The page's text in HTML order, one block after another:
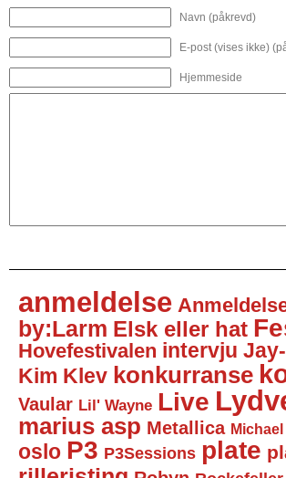
Navn (påkrevd)
E-post (vises ikke)
Hjemmeside
anmeldelse
by:Larm Elsk eller hat
Hovefestivalen intervju
Kim Klev konkurranse
Vaular Lil' Wayne Live
marius asp Metallica
oslo P3 P3Sessions plate